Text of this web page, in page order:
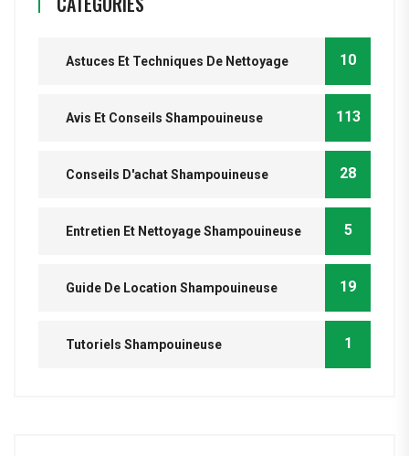
Astuces Et Techniques De Nettoyage 10
Avis Et Conseils Shampouineuse 113
Conseils D'achat Shampouineuse 28
Entretien Et Nettoyage Shampouineuse 5
Guide De Location Shampouineuse 19
Tutoriels Shampouineuse 1